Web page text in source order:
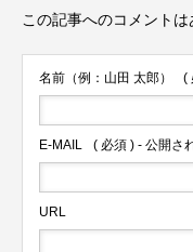
この記事へのコメントは
名前（例：山田 太郎） (
E-MAIL ( 必須 ) - 公開さ
URL